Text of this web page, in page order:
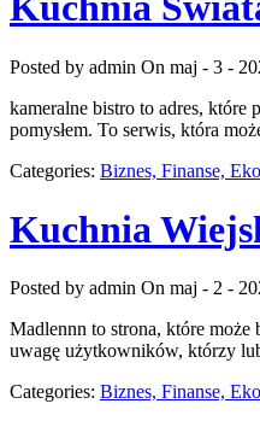
Posted by admin On maj - 3 -
kameralne bistro to adres, które
pomysłem. To serwis, która
Categories: Biznes, Finanse,
Kuchnia
Posted by admin On maj - 2 -
Madlennn to strona, które może
uwagę użytkowników, którzy
Categories: Biznes, Finanse,